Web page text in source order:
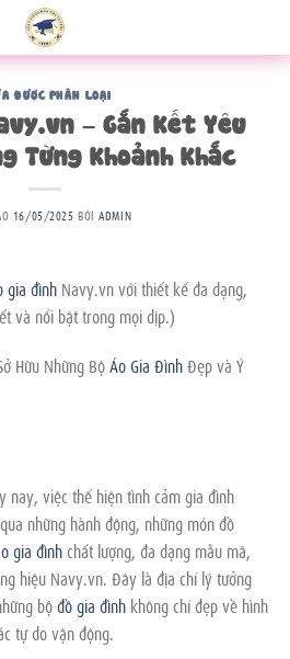
ĐƯỢC PHÂN LOẠI
– Gắn Kết Yêu
Từng Khoảnh Khắc
16/05/2025 BỞIADMIN
gia đình Navy.vn với thiết kế đa dạng,
và nổi bật trong mọi dịp.)
Hữu Những BộÁo Gia ĐìnhĐẹp và Ý
nay, việc thể hiện tình cảm gia đình
những hành động, những món đồ
gia đìnhchất lượng, đa dạng mẫu mã,
hiệu Navy.vn. Đây là địa chỉ lý tưởng
bộđồ gia đình không chỉ đẹp về hình
tự do vận động.